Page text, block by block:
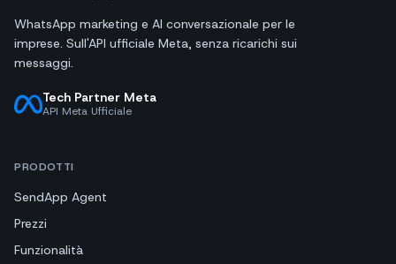
WhatsApp marketing e AI conversazionale per le
imprese. Sull'API ufficiale Meta, senza ricarichi sui
messaggi.
Tech Partner Meta
API Meta Ufficiale
PRODOTTI
SendApp Agent
Prezzi
Funzionalità